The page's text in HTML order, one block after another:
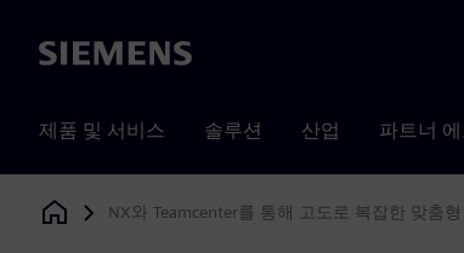
Siemens
제품 및 서비스 솔루션 산업 파트너
Siemens Digital Industries Software
NX와 Teamcenter를 통해 고도로 복잡한 맞춤